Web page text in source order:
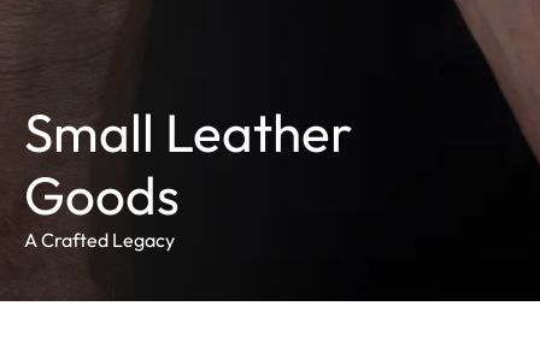
Small Leather
Goods
A Crafted Legacy